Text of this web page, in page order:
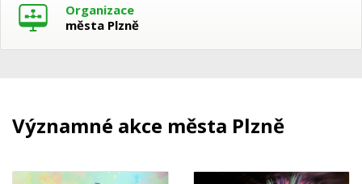
Organizace
města Plzně
Významné akce města Plzně